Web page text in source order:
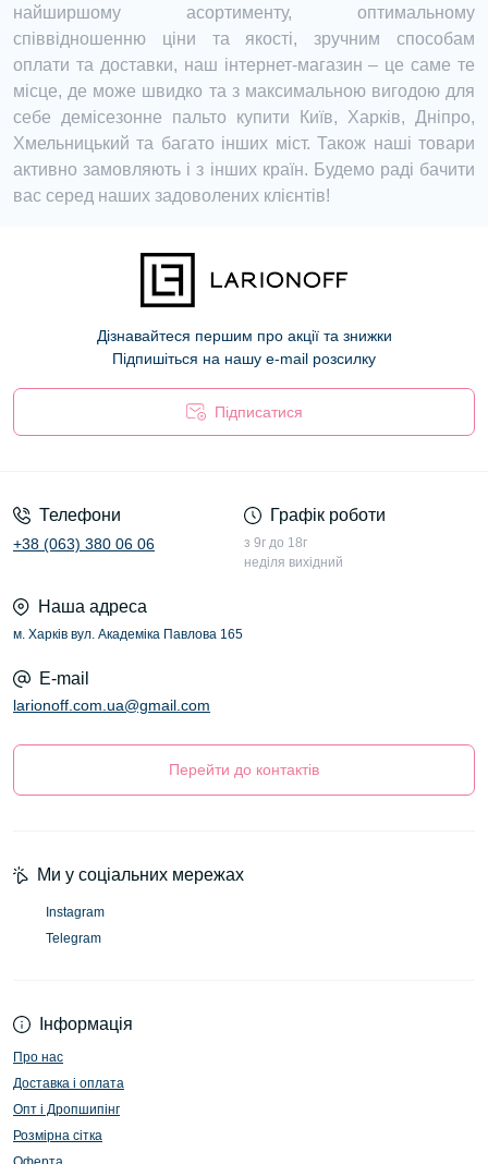
найширшому асортименту, оптимальному
співвідношенню ціни та якості, зручним способам
оплати та доставки, наш інтернет-магазин – це саме те
місце, де може швидко та з максимальною вигодою для
себе демісезонне пальто купити Київ, Харків, Дніпро,
Хмельницький та багато інших міст. Також наші товари
активно замовляють і з інших країн. Будемо раді бачити
вас серед наших задоволених клієнтів!
Дізнавайтеся першим про акції та знижки
Підпишіться на нашу e-mail розсилку
Підписатися
Телефони
+38 (063) 380 06 06
Графік роботи
з 9г до 18г
неділя вихідний
Наша адреса
м. Харків вул. Академіка Павлова 165
E-mail
larionoff.com.ua@gmail.com
Перейти до контактів
Інформація
Про нас
Доставка і оплата
Опт і Дропшипінг
Розмірна сітка
Ми у соціальних мережах
Instagram
Telegram